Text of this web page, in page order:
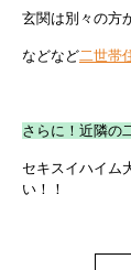
玄関は別々の方
などなど二世帯
さらに！近隣の
セキスイハイム
い！！